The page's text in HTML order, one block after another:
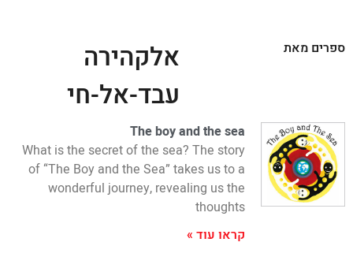
ספרים מאת
אלקהירה
עבד-אל-חי
The boy and the sea
What is the secret of the sea? The story
of “The Boy and the Sea” takes us to a
wonderful journey, revealing us the
thoughts
קראו עוד »